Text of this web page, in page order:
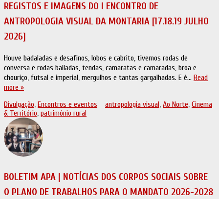
REGISTOS E IMAGENS DO I ENCONTRO DE
ANTROPOLOGIA VISUAL DA MONTARIA [17.18.19 JULHO
2026]
Houve badaladas e desafinos, lobos e cabrito, tivemos rodas de
conversa e rodas bailadas, tendas, camaratas e camaradas, broa e
chouriço, futsal e imperial, mergulhos e tantas gargalhadas. E é… Read
more »
Divulgação, Encontros e eventos antropologia visual, Ao Norte, Cinema
& Território, património rural
BOLETIM APA | NOTÍCIAS DOS CORPOS SOCIAIS SOBRE
O PLANO DE TRABALHOS PARA O MANDATO 2026-2028